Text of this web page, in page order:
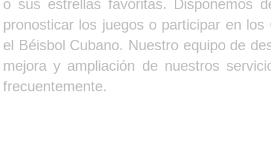
o sus estrellas favoritas. Disponemos
pronosticar los juegos o participar en
el Béisbol Cubano. Nuestro equipo de
mejora y ampliación de nuestros
frecuentemente.